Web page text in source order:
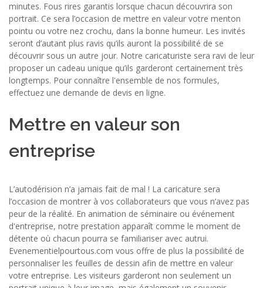
minutes. Fous rires garantis lorsque chacun découvrira son
portrait. Ce sera l’occasion de mettre en valeur votre menton
pointu ou votre nez crochu, dans la bonne humeur. Les invités
seront d’autant plus ravis qu’ils auront la possibilité de se
découvrir sous un autre jour. Notre caricaturiste sera ravi de leur
proposer un cadeau unique qu’ils garderont certainement très
longtemps. Pour connaître l'ensemble de nos formules,
effectuez une demande de devis en ligne.
Mettre en valeur son
entreprise
L’autodérision n’a jamais fait de mal ! La caricature sera
l’occasion de montrer à vos collaborateurs que vous n’avez pas
peur de la réalité. En animation de séminaire ou événement
d'entreprise, notre prestation apparaît comme le moment de
détente où chacun pourra se familiariser avec autrui.
Evenementielpourtous.com vous offre de plus la possibilité de
personnaliser les feuilles de dessin afin de mettre en valeur
votre entreprise. Les visiteurs garderont non seulement un